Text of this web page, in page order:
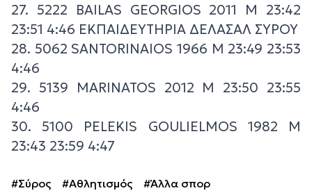
27. 5222 BAILAS GEORGIOS 2011 M 23:42
23:51 4:46 ΕΚΠΑΙΔΕΥΤΗΡΙΑ ΔΕΛΑΣΑΛ ΣΥΡΟΥ
28. 5062 SANTORINAIOS 1966 M 23:49 23:53
4:46
29. 5139 MARINATOS 2012 M 23:50 23:55
4:46
30. 5100 PELEKIS GOULIELMOS 1982 M
23:43 23:59 4:47
#Σύρος #Αθλητισμός #Άλλα σπορ